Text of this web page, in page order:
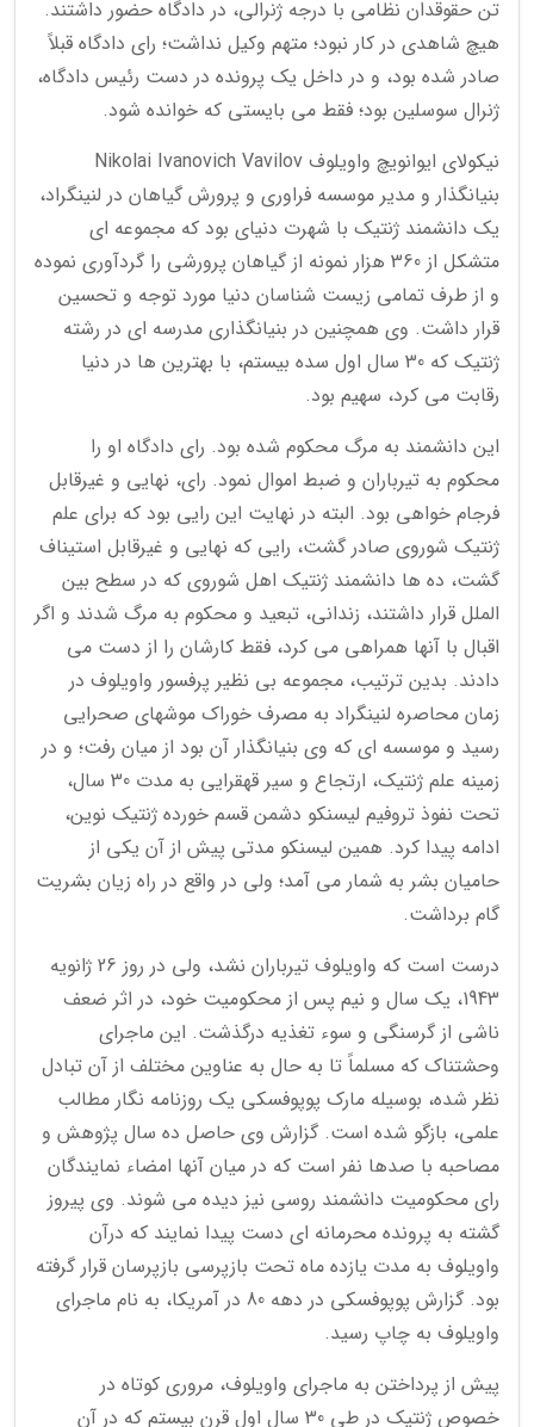
تن حقوقدان نظامی با درجه ژنرالی، در دادگاه حضور داشتند.
هیچ شاهدی در کار نبود؛ متهم وکیل نداشت؛ رای دادگاه قبلاً
صادر شده بود، و در داخل یک پرونده در دست رئیس دادگاه،
ژنرال سوسلین بود؛ فقط می بایستی که خوانده شود.
نیکولای ایوانویچ واویلوف Nikolai Ivanovich Vavilov
بنیانگذار و مدیر موسسه فراوری و پرورش گیاهان در لنینگراد،
یک دانشمند ژنتیک با شهرت دنیای بود که مجموعه ای
متشکل از 360 هزار نمونه از گیاهان پرورشی را گردآوری نموده
و از طرف تمامی زیست شناسان دنیا مورد توجه و تحسین
قرار داشت. وی همچنین در بنیانگذاری مدرسه ای در رشته
ژنتیک که 30 سال اول سده بیستم، با بهترین ها در دنیا
رقابت می کرد، سهیم بود.
این دانشمند به مرگ محکوم شده بود. رای دادگاه او را
محکوم به تیرباران و ضبط اموال نمود. رای، نهایی و غیرقابل
فرجام خواهی بود. البته در نهایت این رایی بود که برای علم
ژنتیک شوروی صادر گشت، رایی که نهایی و غیرقابل استیناف
گشت، ده ها دانشمند ژنتیک اهل شوروی که در سطح بین
الملل قرار داشتند، زندانی، تبعید و محکوم به مرگ شدند و اگر
اقبال با آنها همراهی می کرد، فقط کارشان را از دست می
دادند. بدین ترتیب، مجموعه بی نظیر پرفسور واویلوف در
زمان محاصره لنینگراد به مصرف خوراک موشهای صحرایی
رسید و موسسه ای که وی بنیانگذار آن بود از میان رفت؛ و در
زمینه علم ژنتیک، ارتجاع و سیر قهقرایی به مدت 30 سال،
تحت نفوذ تروفیم لیسنکو دشمن قسم خورده ژنتیک نوین،
ادامه پیدا کرد. همین لیسنکو مدتی پیش از آن یکی از
حامیان بشر به شمار می آمد؛ ولی در واقع در راه زیان بشریت
گام برداشت.
درست است که واویلوف تیرباران نشد، ولی در روز 26 ژانویه
1943، یک سال و نیم پس از محکومیت خود، در اثر ضعف
ناشی از گرسنگی و سوء تغذیه درگذشت. این ماجرای
وحشتناک که مسلماً تا به حال به عناوین مختلف از آن تبادل
نظر شده، بوسیله مارک پوپوفسکی یک روزنامه نگار مطالب
علمی، بازگو شده است. گزارش وی حاصل ده سال پژوهش و
مصاحبه با صدها نفر است که در میان آنها امضاء نمایندگان
رای محکومیت دانشمند روسی نیز دیده می شوند. وی پیروز
گشته به پرونده محرمانه ای دست پیدا نمایند که درآن
واویلوف به مدت یازده ماه تحت بازپرسی بازپرسان قرار گرفته
بود. گزارش پوپوفسکی در دهه 80 در آمریکا، به نام ماجرای
واویلوف به چاپ رسید.
پیش از پرداختن به ماجرای واویلوف، مروری کوتاه در
خصوص ژنتیک در طی 30 سال اول قرن بیستم که در آن